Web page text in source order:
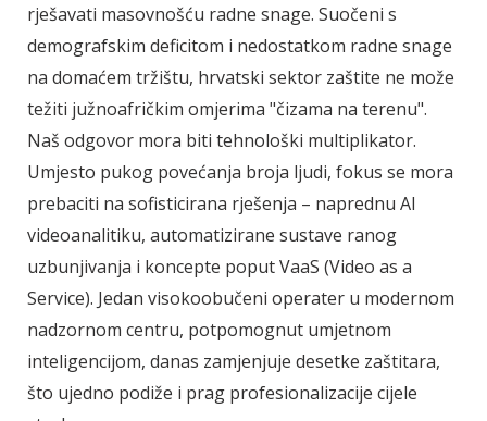
rješavati masovnošću radne snage. Suočeni s
demografskim deficitom i nedostatkom radne snage
na domaćem tržištu, hrvatski sektor zaštite ne može
težiti južnoafričkim omjerima "čizama na terenu".
Naš odgovor mora biti tehnološki multiplikator.
Umjesto pukog povećanja broja ljudi, fokus se mora
prebaciti na sofisticirana rješenja – naprednu AI
videoanalitiku, automatizirane sustave ranog
uzbunjivanja i koncepte poput VaaS (Video as a
Service). Jedan visokoobučeni operater u modernom
nadzornom centru, potpomognut umjetnom
inteligencijom, danas zamjenjuje desetke zaštitara,
što ujedno podiže i prag profesionalizacije cijele